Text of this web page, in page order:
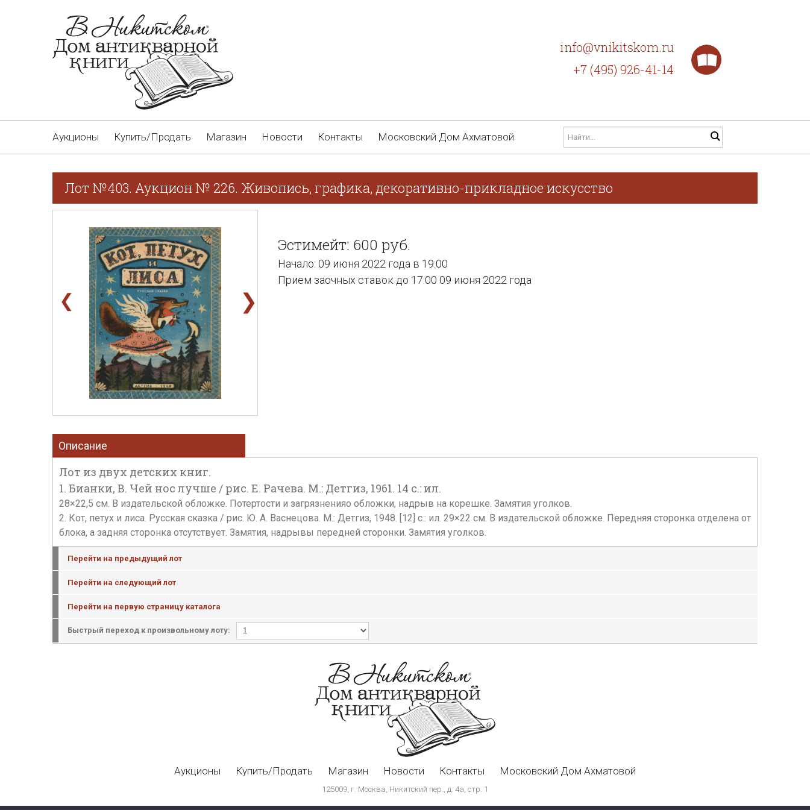
info@vnikitskom.ru
+7 (495) 926-41-14
Аукционы Купить/Продать Магазин Новости Контакты Московский Дом Ахматовой
Лот №403. Аукцион № 226. Живопись, графика, декоративно-прикладное искусство
❮ ❯
Эстимейт: 600 руб.
Начало: 09 июня 2022 года в 19:00
Прием заочных ставок до 17:00 09 июня 2022 года
Описание
Лот из двух детских книг.
1. Бианки, В. Чей нос лучше / рис. Е. Рачева. М.: Детгиз, 1961. 14 с.: ил.
28×22,5 см. В издательской обложке. Потертости и загрязненияо обложки, надрыв на корешке. Замятия уголков.
2. Кот, петух и лиса. Русская сказка / рис. Ю. А. Васнецова. М.: Детгиз, 1948. [12] c.: ил. 29×22 см. В издательской обложке. Передняя сторонка отделена от
блока, а задняя сторонка отсутствует. Замятия, надрывы передней сторонки. Замятия уголков.
Перейти на предыдущий лот
Перейти на следующий лот
Перейти на первую страницу каталога
Быстрый переход к произвольному лоту:
Аукционы Купить/Продать Магазин Новости Контакты Московский Дом Ахматовой
125009, г. Москва, Никитский пер., д. 4а, стр. 1